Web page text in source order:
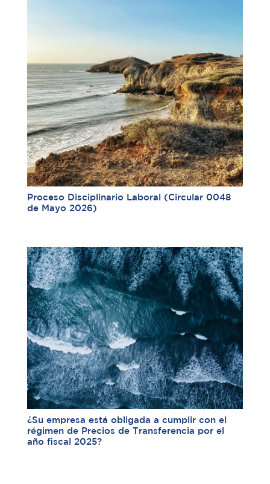
Proceso Disciplinario Laboral (Circular 0048
de Mayo 2026)
¿Su empresa está obligada a cumplir con el
régimen de Precios de Transferencia por el
año fiscal 2025?